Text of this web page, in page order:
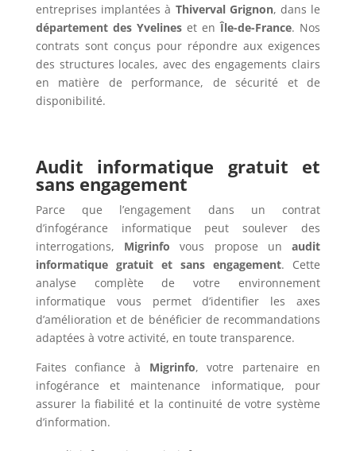
entreprises implantées à Thiverval Grignon, dans le
département des Yvelineset enÎle-de-France. Nos
contrats sont conçus pour répondre aux exigences
des structures locales, avec des engagements clairs
en matière de performance, de sécurité et de
disponibilité.
Audit informatique gratuit et
sans engagement
Parce que l’engagement dans un contrat
d’infogérance informatique peut soulever des
interrogations, Migrinfovous propose unaudit
informatique gratuit et sans engagement. Cette
analyse complète de votre environnement
informatique vous permet d’identifier les axes
d’amélioration et de bénéficier de recommandations
adaptées à votre activité, en toute transparence.
Faites confiance à Migrinfo, votre partenaire en
infogérance et maintenance informatique, pour
assurer la fiabilité et la continuité de votre système
d’information.